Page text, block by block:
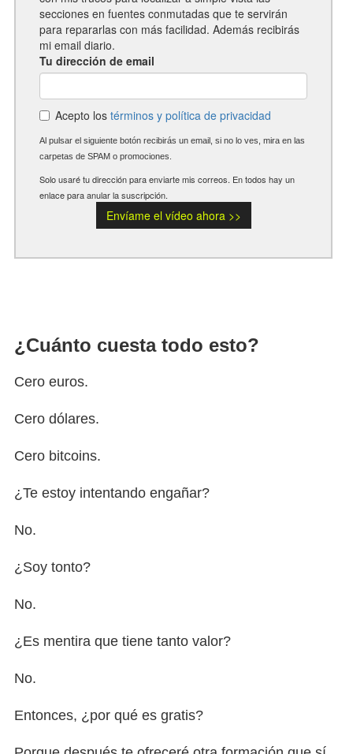
¿Cuánto cuesta todo esto?
Cero euros.
Cero dólares.
Cero bitcoins.
¿Te estoy intentando engañar?
No.
¿Soy tonto?
No.
¿Es mentira que tiene tanto valor?
No.
Entonces, ¿por qué es gratis?